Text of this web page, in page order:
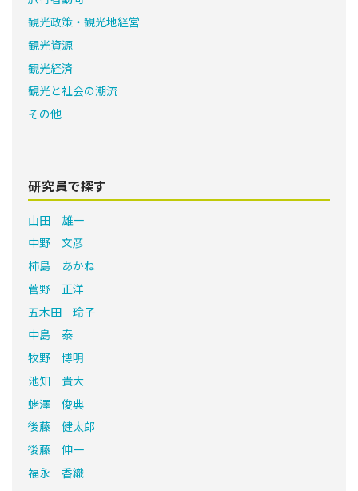
観光政策・観光地経営
観光資源
観光経済
観光と社会の潮流
その他
研究員で探す
山田 雄一
中野 文彦
柿島 あかね
菅野 正洋
五木田 玲子
中島 泰
牧野 博明
池知 貴大
蛯澤 俊典
後藤 健太郎
後藤 伸一
福永 香織